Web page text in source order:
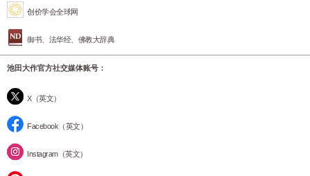
创价学会全球网
御书、法华经、佛教大辞典
池田大作官方社交媒体账号：
X（英文）
Facebook（英文）
Instagram（英文）